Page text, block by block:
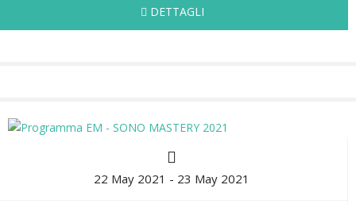
DETTAGLI
22 May 2021 - 23 May 2021